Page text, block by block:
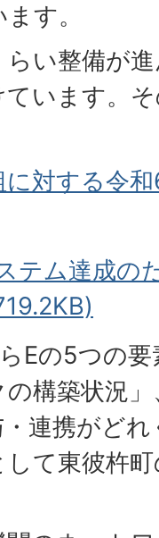
す。
い整備が
います。
対する令
テム達成の
Eの5つの
構築状況
連携がど
て東彼杵